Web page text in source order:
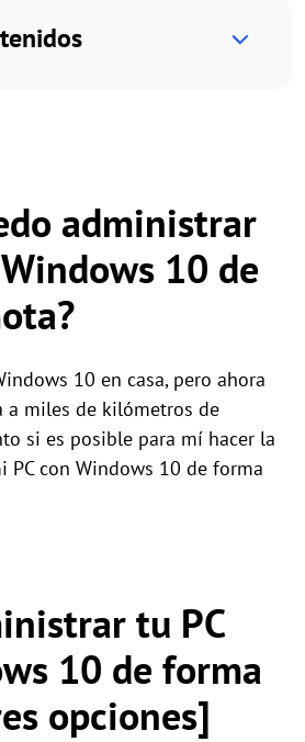
administrar
10 de
10 en casa, pero ahora
a miles de kilómetros de
si es posible para mí hacer la
con Windows 10 de forma
tu PC
10 de forma
opciones]